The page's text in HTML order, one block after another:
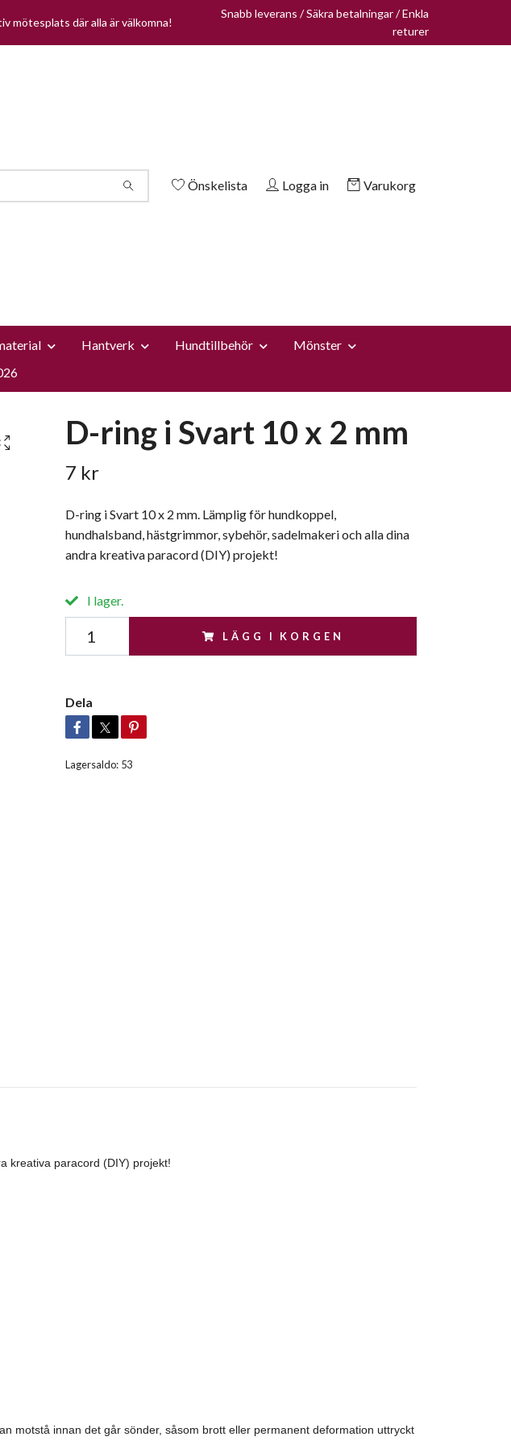
mötesplats där alla är välkomna!
Snabb leverans / Säkra betalningar / Enkla
returer
Önskelista Logga in Varukorg
Hantverk Hundtillbehör
Mönster
D-ring i Svart 10 x 2 mm
7 kr
D-ring i Svart 10 x 2 mm. Lämplig för hundkoppel,
hundhalsband, hästgrimmor, sybehör, sadelmakeri och alla dina
andra kreativa paracord (DIY) projekt!
I lager.
LÄGG I KORGEN
Dela
Lagersaldo: 53
kreativa paracord (DIY) projekt!
motstå innan det går sönder, såsom brott eller permanent deformation uttryckt